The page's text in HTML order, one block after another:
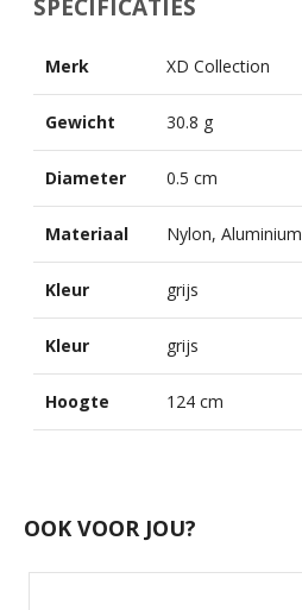
SPECIFICATIES
Merk XD Collection
Gewicht 30.8 g
Diameter 0.5 cm
Materiaal Nylon, Aluminium
Kleur grijs
Kleur grijs
Hoogte 124 cm
OOK VOOR JOU?